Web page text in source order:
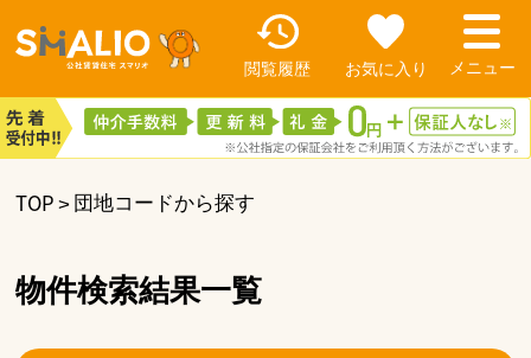
閲覧履歴 お気に入り
TOP 団地コードから探す
物件検索結果一覧